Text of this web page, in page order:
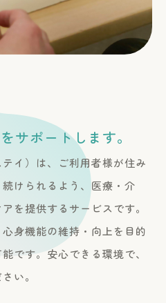
サポートします。
イ）は、ご利用者様が住み
けられるよう、医療・介
を提供するサービスです。
身機能の維持・向上を目的
です。安心できる環境で、
い。